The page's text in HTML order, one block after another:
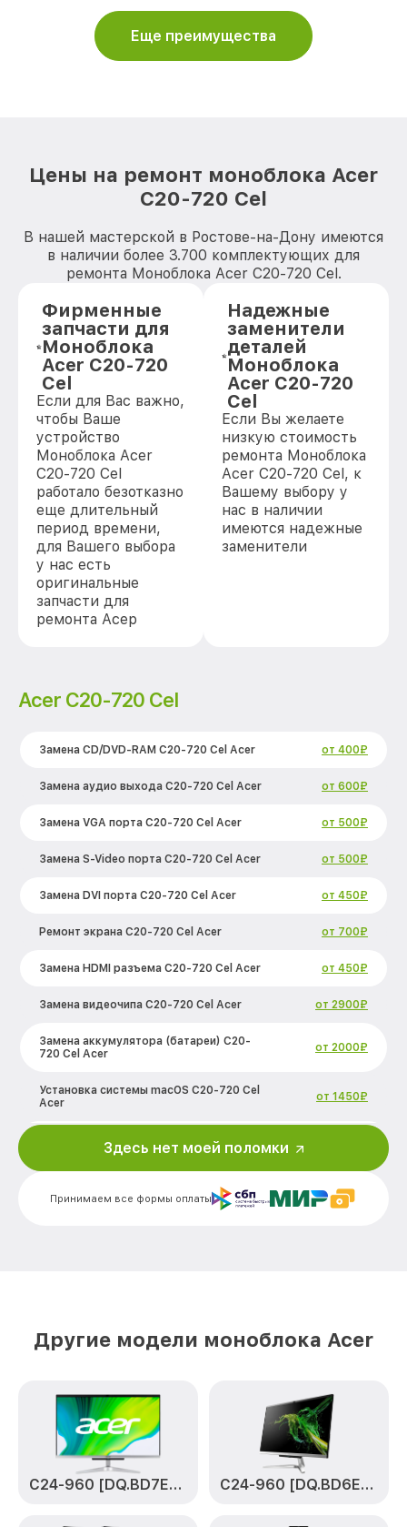
Еще преимущества
Цены на ремонт моноблока Acer
C20-720 Cel
В нашей мастерской в Ростове-на-Дону имеются
в наличии более 3.700 комплектующих для
ремонта Моноблока Acer C20-720 Cel.
Фирменные
запчасти для
Моноблока
Acer C20-720
Cel
Если для Вас важно,
чтобы Ваше
устройство
Моноблока Acer
C20-720 Cel
работало безотказно
еще длительный
период времени,
для Вашего выбора
у нас есть
оригинальные
запчасти для
ремонта Асер
Надежные
заменители
деталей
Моноблока
Acer C20-720
Cel
Если Вы желаете
низкую стоимость
ремонта Моноблока
Acer C20-720 Cel, к
Вашему выбору у
нас в наличии
имеются надежные
заменители
Acer C20-720 Cel
Замена CD/DVD-RAM C20-720 Cel Acer от 400₽
Замена аудио выхода C20-720 Cel Acer от 600₽
Замена VGA порта C20-720 Cel Acer от 500₽
Замена S-Video порта C20-720 Cel Acer от 500₽
Замена DVI порта C20-720 Cel Acer от 450₽
Ремонт экрана C20-720 Cel Acer от 700₽
Замена HDMI разъема C20-720 Cel Acer от 450₽
Замена видеочипа C20-720 Cel Acer от 2900₽
Замена аккумулятора (батареи) C20-
720 Cel Acer
от 2000₽
Установка системы macOS C20-720 Cel
Acer
от 1450₽
Замена батареи C20-720 Cel Acer
Ремонт контроллера заряда C20-720
Cel Acer
от 850₽
Ремонт звуковой карты C20-720 Cel
Acer
от 700₽
Ремонт видеочипа C20-720 Cel Acer от 2850₽
Принимаем все формы оплаты
Здесь нет моей поломки
Другие модели моноблока Acer
C24-960 [DQ.BD7ER.002] C24-960 [DQ.BD6ER.003]